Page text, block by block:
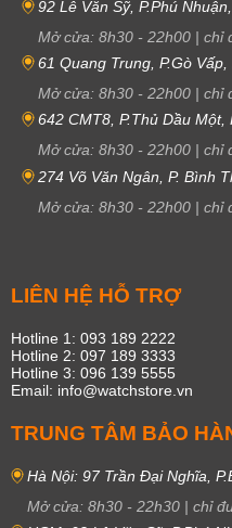
92 Lê Văn Sỹ, P.Phú
Mở cửa: 8h30 - 22h00 | chỉ
61 Quang Trung, P.Gò Vấp,
Mở cửa: 8h30 - 22h00 | chỉ
642 CMT8, P.Thủ Dầu
Mở cửa: 8h30 - 22h00 | chỉ
274 Võ Văn Ngân, P. Bình
Mở cửa: 8h30 - 22h00 | chỉ
LIÊN HỆ HỖ TRỢ
Hotline 1: 093 189 2222
Hotline 2: 097 189 3333
Hotline 3: 096 139 5555
Email: info@watchstore.vn
TRUNG TÂM BẢO
Hà Nội: 97 Trần Đại Nghĩa,
Mở cửa: 8h30 - 22h30 | chỉ